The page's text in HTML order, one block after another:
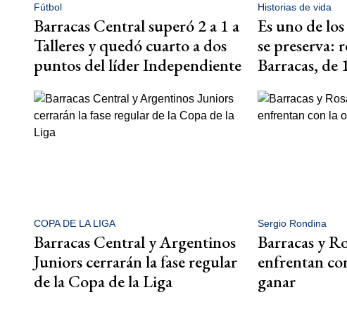
Fútbol
Barracas Central superó 2 a 1 a
Talleres y quedó cuarto a dos
puntos del líder Independiente
Historias de vida
Es uno de
se preserva:
Barracas, de
COPA DE LA LIGA
Barracas Central y Argentinos
Juniors cerrarán la fase regular
de la Copa de la Liga
Sergio Rondina
Barracas y
enfrentan
ganar